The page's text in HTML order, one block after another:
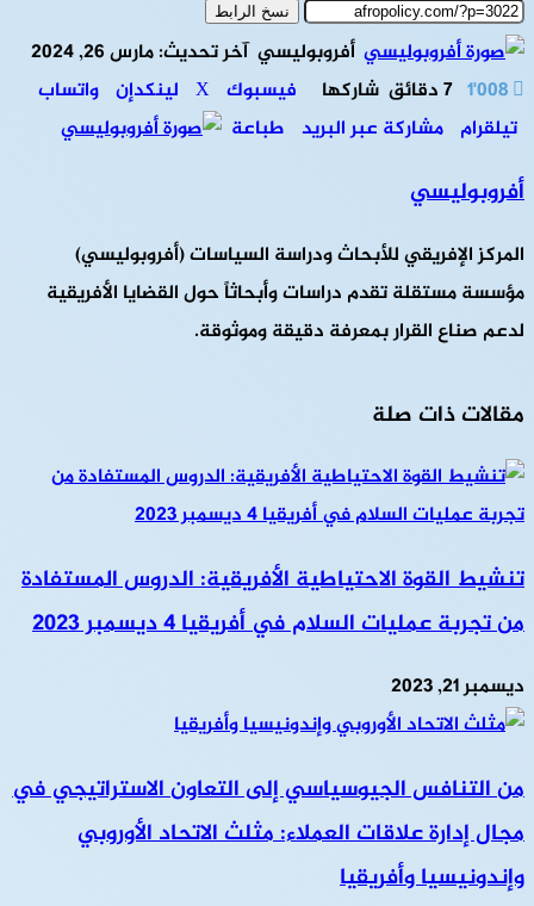
نسخ الرابط
أفروبوليسي آخر تحديث: مارس 26, 2024
1٬008 7 دقائق شاركها فيسبوك ‫X لينكدإن واتساب
تيلقرام مشاركة عبر البريد طباعة
أفروبوليسي
المركز الإفريقي للأبحاث ودراسة السياسات (أفروبوليسي)
مؤسسة مستقلة تقدم دراسات وأبحاثاً حول القضايا الأفريقية
لدعم صناع القرار بمعرفة دقيقة وموثوقة.
مقالات ذات صلة
تنشيط القوة الاحتياطية الأفريقية: الدروس المستفادة
من تجربة عمليات السلام في أفريقيا 4 ديسمبر 2023
ديسمبر 21, 2023
من التنافس الجيوسياسي إلى التعاون الاستراتيجي في
مجال إدارة علاقات العملاء: مثلث الاتحاد الأوروبي
وإندونيسيا وأفريقيا